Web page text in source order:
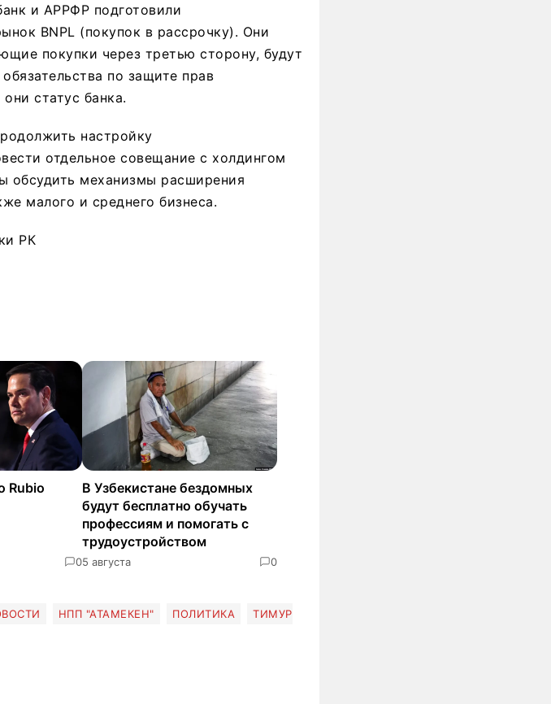
и АРРФР подготовили
BNPL (покупок в рассрочку). Они
покупки через третью сторону, будут
по защите прав
статус банка.
настройку
отдельное совещание с холдингом
обсудить механизмы расширения
малого и среднего бизнеса.
РК
Rubio
0
В Узбекистане бездомных
будут бесплатно обучать
профессиям и помогать с
трудоустройством
5 августа 0
НПП "АТАМЕКЕН" ПОЛИТИКА
ТИМУР